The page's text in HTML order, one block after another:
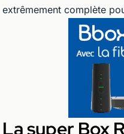
extrêmement complète
La super Box